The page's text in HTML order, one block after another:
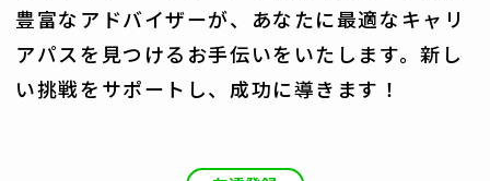
豊富なアドバイザーが、あなたに最適なキャリ
アパスを見つけるお手伝いをいたします。新し
い挑戦をサポートし、成功に導きます！